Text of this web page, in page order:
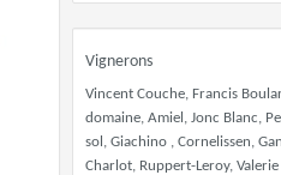
Vignerons
Vincent Couche, Francis
domaine, Amiel, Jonc Blanc,
sol, Giachino , Cornelissen,
Charlot, Ruppert-Leroy,